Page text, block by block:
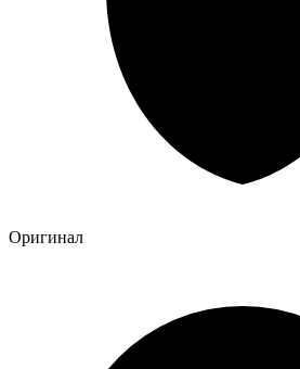
Оригинал